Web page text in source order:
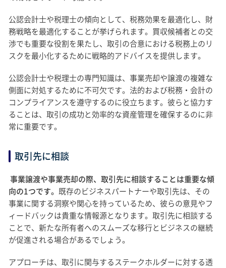
公認会計士や税理士の傾向として、税務効果を最適化し、財
務戦略を最適化することが挙げられます。買収候補者との交
渉でも重要な役割を果たし、取引の合意における税務上のリ
スクを最小化するために戦略的アドバイスを提供します。
公認会計士や税理士の専門知識は、事業売却や譲渡の複雑な
側面に対処するために不可欠です。法的および税務・会計の
コンプライアンスを遵守するのに役立ちます。彼らと協力す
ることは、取引の成功と効率的な資産管理を確保するのに非
常に重要です。
取引先に相談
事業譲渡や事業売却の際、取引先に相談することは重要な傾
向の1つです。既存のビジネスパートナーや取引先は、その
事業に関する洞察や関心を持っているため、彼らの意見やフ
ィードバックは貴重な情報源となります。取引先に相談する
ことで、新たな所有者へのスムーズな移行とビジネスの継続
が促進される場合があるでしょう。
アプローチは、取引に関与するステークホルダーに対する透